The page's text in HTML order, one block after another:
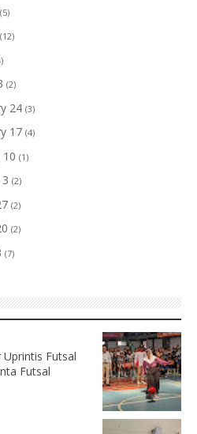
(5)
(12)
(2)
24 (3)
17 (4)
10 (1)
(2)
(2)
(2)
(7)
Uprintis Futsal
Futsal